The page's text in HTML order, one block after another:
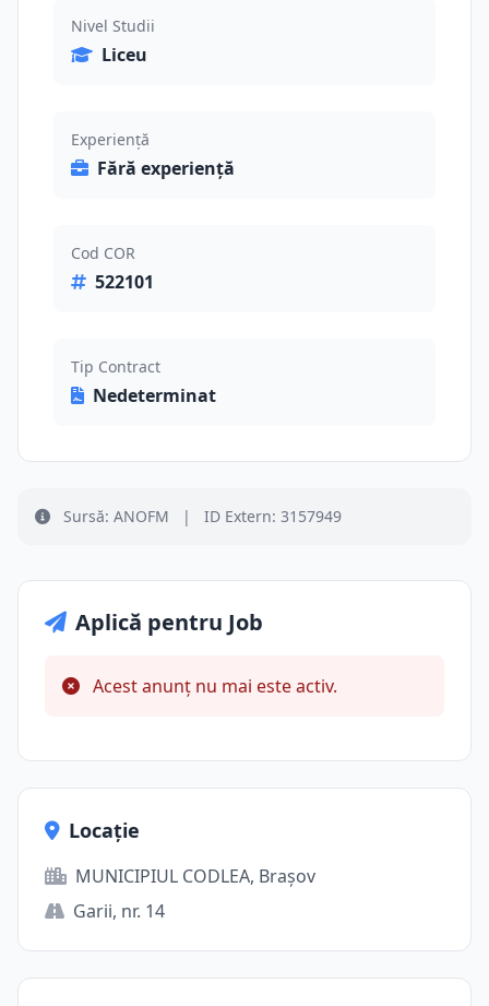
Nivel Studii
Liceu
Experiență
Fără experiență
Cod COR
522101
Tip Contract
Nedeterminat
Sursă: ANOFM | ID Extern: 3157949
Aplică pentru Job
Acest anunț nu mai este activ.
Locație
MUNICIPIUL CODLEA, Brașov
Garii, nr. 14